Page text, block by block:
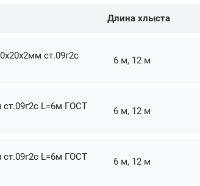
Длина хлыста
ст.09г2с
6 м, 12 м
L=6м ГОСТ
6 м, 12 м
L=6м ГОСТ
6 м, 12 м